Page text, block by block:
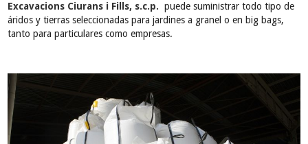
Excavacions Ciurans i Fills, s.c.p. puede suministrar todo tipo de
áridos y tierras seleccionadas para jardines a granel o en big bags,
tanto para particulares como empresas.